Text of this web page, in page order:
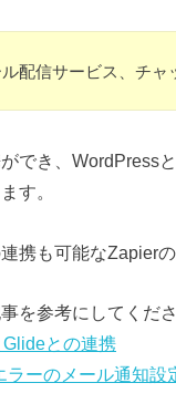
配信サービス、チャ
でき、WordPress
す。
携も可能なZapier
を参考にしてくださ
との連携
ラーのメール通知設